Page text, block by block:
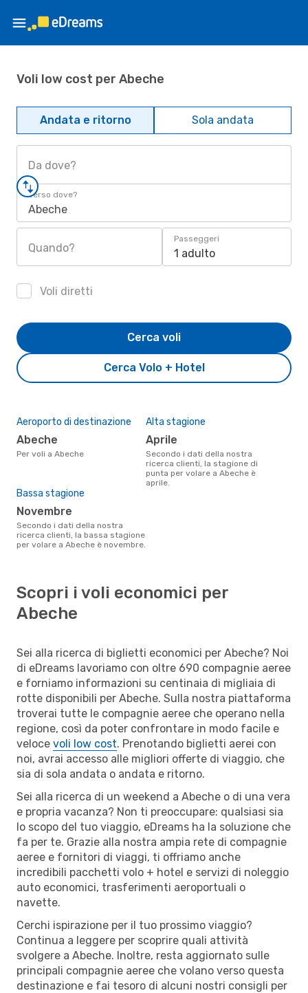
Voli low cost per Abeche
Andata e ritorno Sola andata
Da dove?
Verso dove?
Abeche
Quando?
Passeggeri
1 adulto
Voli diretti
Cerca Volo + Hotel
Cerca voli
Aeroporto di destinazione
Abeche
Per voli a Abeche
Alta stagione
aprile
Secondo i dati della nostra
ricerca clienti, la stagione di
punta per volare a Abeche è
aprile.
Bassa stagione
novembre
Secondo i dati della nostra
ricerca clienti, la bassa stagione
per volare a Abeche è novembre.
Scopri i voli economici per
Abeche
Sei alla ricerca di biglietti economici per Abeche? Noi
di eDreams lavoriamo con oltre 690 compagnie aeree
e forniamo informazioni su centinaia di migliaia di
rotte disponibili per Abeche. Sulla nostra piattaforma
troverai tutte le compagnie aeree che operano nella
regione, così da poter confrontare in modo facile e
veloce voli low cost. Prenotando biglietti aerei con
noi, avrai accesso alle migliori offerte di viaggio, che
sia di sola andata o andata e ritorno.
Sei alla ricerca di un weekend a Abeche o di una vera
e propria vacanza? Non ti preoccupare: qualsiasi sia
lo scopo del tuo viaggio, eDreams ha la soluzione che
fa per te. Grazie alla nostra ampia rete di compagnie
aeree e fornitori di viaggi, ti offriamo anche
incredibili pacchetti volo + hotel e servizi di noleggio
auto economici, trasferimenti aeroportuali o
navette.
Cerchi ispirazione per il tuo prossimo viaggio?
Continua a leggere per scoprire quali attività
svolgere a Abeche. Inoltre, resta aggiornato sulle
principali compagnie aeree che volano verso questa
destinazione e fai tesoro di alcuni nostri consigli per